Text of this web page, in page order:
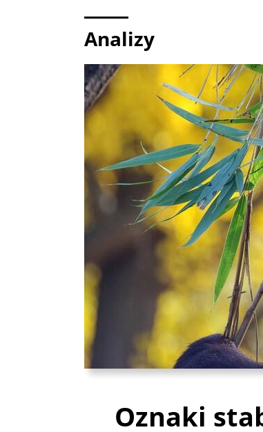
Analizy
Oznaki